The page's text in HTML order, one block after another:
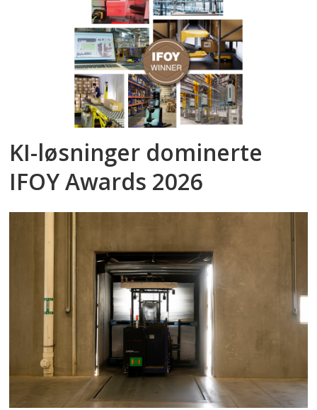
KI-løsninger dominerte
IFOY Awards 2026